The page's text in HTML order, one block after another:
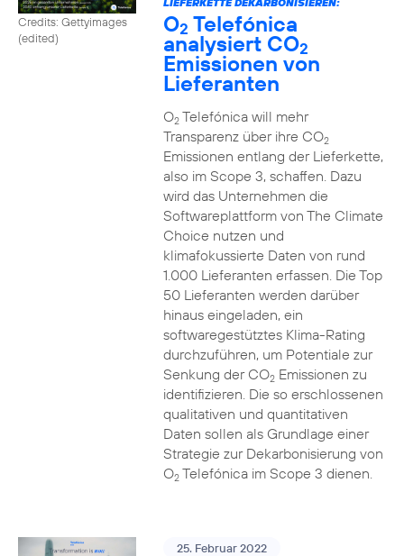
Credits: Gettyimages
(edited)
O2 Telefónica
analysiert CO2
Emissionen von
Lieferanten
O2Telefónica will mehr
Transparenz über ihre CO2
Emissionen entlang der Lieferkette,
also im Scope 3, schaffen. Dazu
wird das Unternehmen die
Softwareplattform von The Climate
Choice nutzen und
klimafokussierte Daten von rund
1.000 Lieferanten erfassen. Die Top
50 Lieferanten werden darüber
hinaus eingeladen, ein
softwaregestütztes Klima-Rating
durchzuführen, um Potentiale zur
Senkung der CO2Emissionen zu
identifizieren. Die so erschlossenen
qualitativen und quantitativen
Daten sollen als Grundlage einer
Strategie zur Dekarbonisierung von
O2Telefónica im Scope 3 dienen.
25. Februar 2022